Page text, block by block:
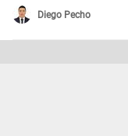
Diego Pecho